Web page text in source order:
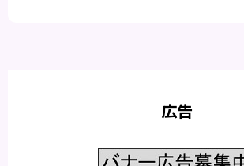
広告